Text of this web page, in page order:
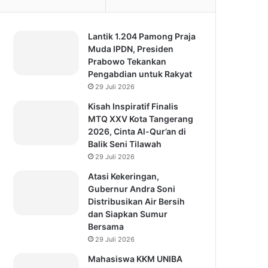
Lantik 1.204 Pamong Praja
Muda IPDN, Presiden
Prabowo Tekankan
Pengabdian untuk Rakyat
29 Juli 2026
Kisah Inspiratif Finalis
MTQ XXV Kota Tangerang
2026, Cinta Al-Qur’an di
Balik Seni Tilawah
29 Juli 2026
Atasi Kekeringan,
Gubernur Andra Soni
Distribusikan Air Bersih
dan Siapkan Sumur
Bersama
29 Juli 2026
Mahasiswa KKM UNIBA